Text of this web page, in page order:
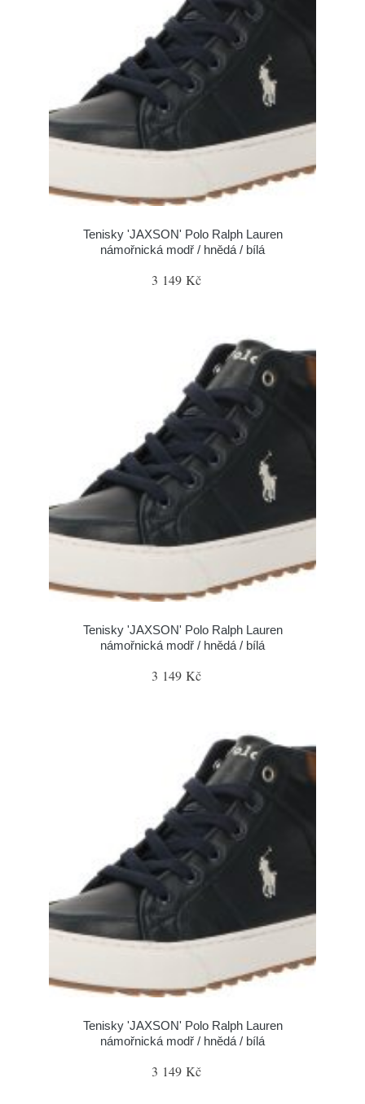
Tenisky 'JAXSON' Polo Ralph Lauren
námořnická modř / hnědá / bílá
3 149 Kč
Tenisky 'JAXSON' Polo Ralph Lauren
námořnická modř / hnědá / bílá
3 149 Kč
Tenisky 'JAXSON' Polo Ralph Lauren
námořnická modř / hnědá / bílá
3 149 Kč